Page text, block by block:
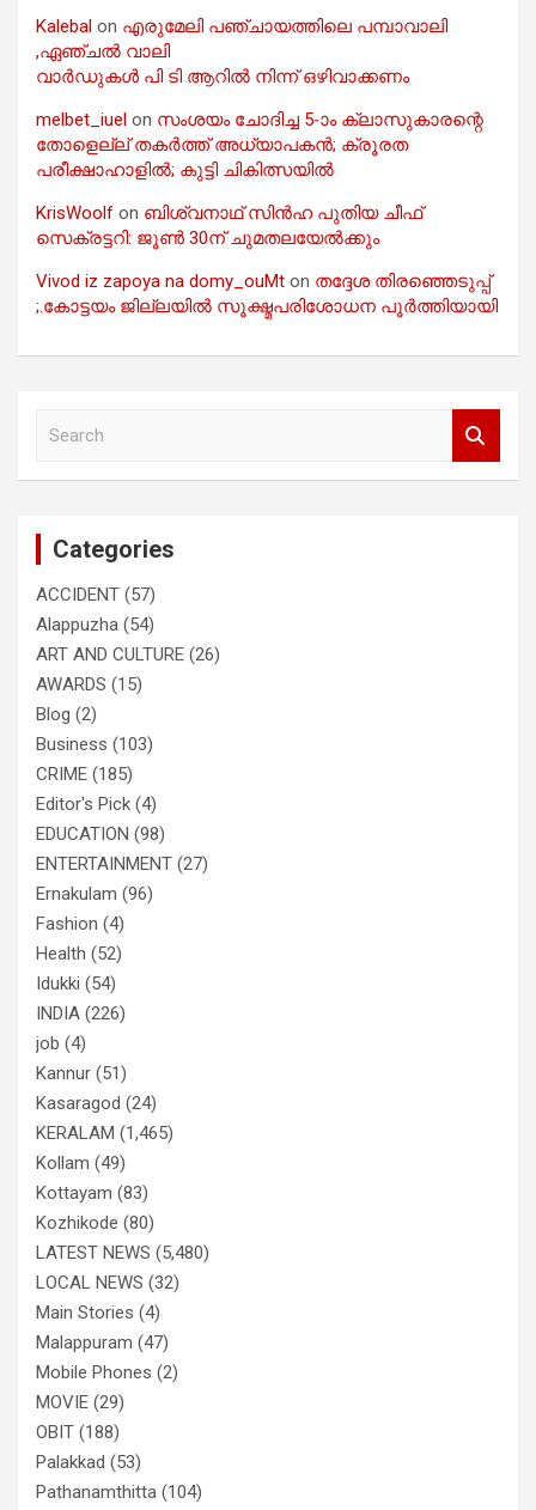
Kalebal on എരുമേലി പഞ്ചായത്തിലെ പമ്പാവാലി
,ഏഞ്ചൽ വാലി
വാർഡുകൾ പി ടി ആറിൽ നിന്ന് ഒഴിവാക്കണം
melbet_iuel on സംശയം ചോദിച്ച 5-ാം ക്ലാസുകാരന്റെ
തോളെല്ല് തകർത്ത് അധ്യാപകൻ; ക്രൂരത
പരീക്ഷാഹാളിൽ; കുട്ടി ചികിത്സയിൽ
KrisWoolf on ബിശ്വനാഥ് സിൻഹ പുതിയ ചീഫ്
സെക്രട്ടറി: ജൂൺ 30ന് ചുമതലയേൽക്കും
Vivod iz zapoya na domy_ouMt on തദ്ദേശ തിരഞ്ഞെടുപ്പ്
;.കോട്ടയം ജില്ലയിൽ സൂക്ഷ്മപരിശോധന പൂർത്തിയായി
Categories
ACCIDENT (57)
Alappuzha (54)
ART AND CULTURE (26)
AWARDS (15)
Blog (2)
Business (103)
CRIME (185)
Editor's Pick (4)
EDUCATION (98)
ENTERTAINMENT (27)
Ernakulam (96)
Fashion (4)
Health (52)
Idukki (54)
INDIA (226)
job (4)
Kannur (51)
Kasaragod (24)
KERALAM (1,465)
Kollam (49)
Kottayam (83)
Kozhikode (80)
LATEST NEWS (5,480)
LOCAL NEWS (32)
Main Stories (4)
Malappuram (47)
Mobile Phones (2)
MOVIE (29)
OBIT (188)
Palakkad (53)
Pathanamthitta (104)